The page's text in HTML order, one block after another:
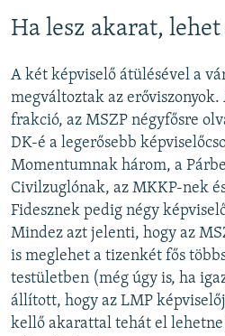
Ha lesz akarat,
A két képviselő átülésével a
megváltoztak az
frakció, az MSZP négyfősre
DK-é a legerősebb
Momentumnak három, a
Civilzuglónak, az MKKP-nek
Fidesznek pedig négy
Mindez azt jelenti, hogy az
is meglehet a tizenkét fős
testületben (még úgy is, ha
állított, hogy az LMP
kellő akarattal tehát el